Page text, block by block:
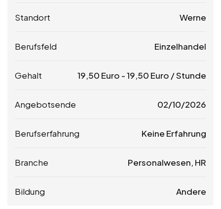
Standort Werne
Berufsfeld Einzelhandel
Gehalt 19,50 Euro -19,50 Euro / Stunde
Angebotsende 02/10/2026
Berufserfahrung Keine Erfahrung
Branche Personalwesen, HR
Bildung Andere